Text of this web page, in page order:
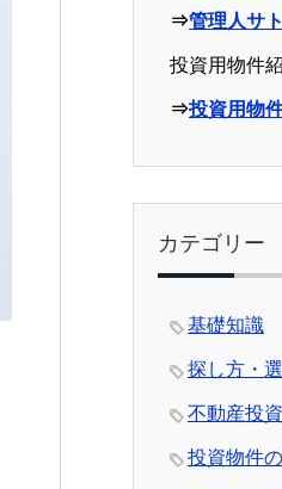
⇒管理人サ
投資用物件
⇒投資用物
カテゴリー
基礎知識
探し方・
不動産投
投資物件